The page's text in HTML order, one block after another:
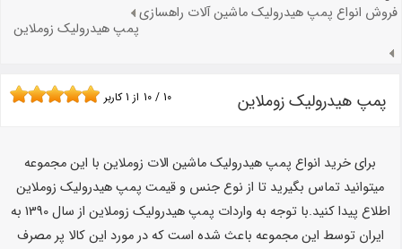
فروش انواع پمپ هیدرولیک ماشین آلات راهسازی
پمپ هیدرولیک زوملاین
پمپ هیدرولیک زوملاین 10 / 10 از 1کاربر
برای خرید انواع پمپ هیدرولیک ماشین الات زوملاین با این مجموعه
میتوانید تماس بگیرید تا از نوع جنس و قیمت پمپ هیدرولیک زوملاین
اطلاع پیدا کنید.با توجه به واردات پمپ هیدرولیک زوملاین از سال 1390 به
ایران توسط این مجموعه باعث شده است که در مورد این کالا پر مصرف